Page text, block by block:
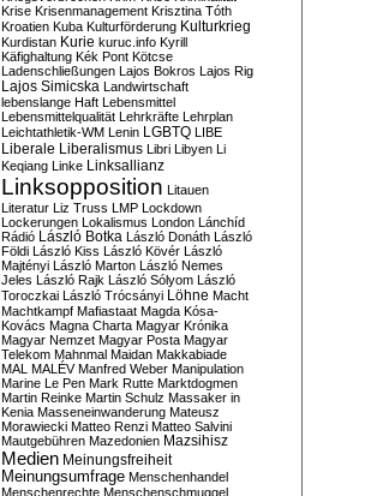
Krise Krisenmanagement Krisztina Tóth
Kroatien Kuba Kulturförderung Kulturkrieg
Kurdistan Kurie kuruc.info Kyrill
Käfighaltung Kék Pont Kötcse
Ladenschließungen Lajos Bokros Lajos Rig
Lajos Simicska Landwirtschaft
lebenslange Haft Lebensmittel
Lebensmittelqualität Lehrkräfte Lehrplan
Leichtathletik-WM Lenin LGBTQ LIBE
Liberale Liberalismus Libri Libyen Li
Keqiang Linke Linksallianz
Linksopposition Litauen
Literatur Liz Truss LMP Lockdown
Lockerungen Lokalismus London Lánchíd
Rádió
László Botka László Donáth László
Földi László Kiss László Kövér László
Majtényi László Marton László Nemes
Jeles László Rajk László Sólyom László
Toroczkai László Trócsányi Löhne Macht
Machtkampf Mafiastaat Magda Kósa-
Kovács Magna Charta Magyar Krónika
Magyar Nemzet Magyar Posta Magyar
Telekom Mahnmal Maidan Makkabiade
MAL MALÉV Manfred Weber Manipulation
Marine Le Pen Mark Rutte Marktdogmen
Martin Reinke Martin Schulz Massaker in
Kenia Masseneinwanderung Mateusz
Morawiecki Matteo Renzi Matteo Salvini
Mautgebühren Mazedonien Mazsihisz
Medien Meinungsfreiheit
Meinungsumfrage Menschenhandel
Menschenrechte Menschenschmuggel